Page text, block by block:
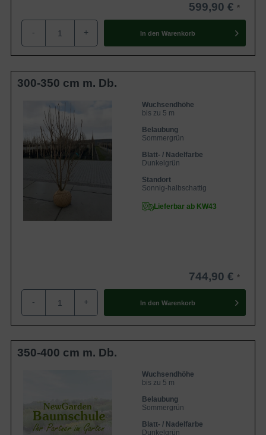
599,90 €
- + In den Warenkorb
300-350 cm m. Db.
Wuchsendhöhe
bis zu 5 m
Belaubung
Sommergrün
Blatt- / Nadelfarbe
Dunkelgrün
Standort
Sonnig-halbschattig
Lieferbar ab KW43
744,90 €
- + In den Warenkorb
350-400 cm m. Db.
Wuchsendhöhe
bis zu 5 m
Belaubung
Sommergrün
Blatt- / Nadelfarbe
Dunkelgrün